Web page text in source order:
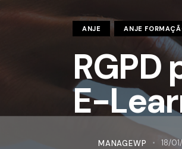
ANJE ANJE
E-
MANAGEWP 18/